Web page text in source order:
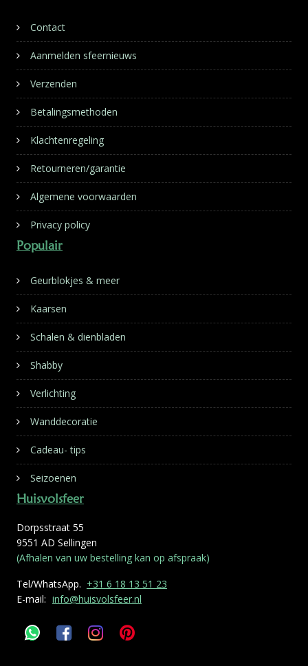
Contact
Aanmelden sfeernieuws
Verzenden
Betalingsmethoden
Klachtenregeling
Retourneren/garantie
Algemene voorwaarden
Privacy policy
Populair
Geurblokjes & meer
Kaarsen
Schalen & dienbladen
Shabby
Verlichting
Wanddecoratie
Cadeau- tips
Seizoenen
Huisvolsfeer
Dorpsstraat 55
9551 AD Sellingen
(Afhalen van uw bestelling kan op afspraak)
Tel/WhatsApp. +31 6 18 13 51 23
E-mail: info@huisvolsfeer.nl